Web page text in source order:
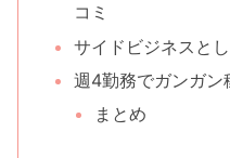
コミ
サイドビジネスと
週4勤務でガンガン
まとめ